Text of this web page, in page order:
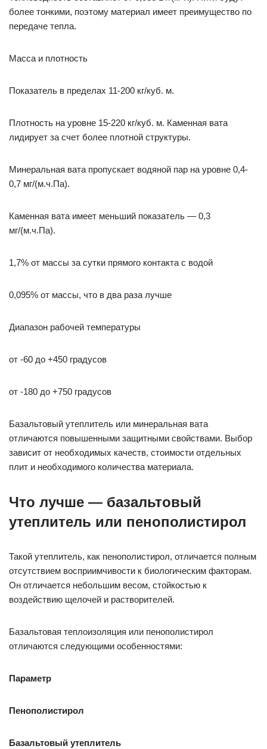
более тонкими, поэтому материал имеет преимущество по
передаче тепла.
Масса и плотность
Показатель в пределах 11-200 кг/куб. м.
Плотность на уровне 15-220 кг/куб. м. Каменная вата
лидирует за счет более плотной структуры.
Минеральная вата пропускает водяной пар на уровне 0,4-
0,7 мг/(м.ч.Па).
Каменная вата имеет меньший показатель — 0,3
мг/(м.ч.Па).
1,7% от массы за сутки прямого контакта с водой
0,095% от массы, что в два раза лучше
Диапазон рабочей температуры
от -60 до +450 градусов
от -180 до +750 градусов
Базальтовый утеплитель или минеральная вата
отличаются повышенными защитными свойствами. Выбор
зависит от необходимых качеств, стоимости отдельных
плит и необходимого количества материала.
Что лучше — базальтовый
утеплитель или пенополистирол
Такой утеплитель, как пенополистирол, отличается полным
отсутствием восприимчивости к биологическим факторам.
Он отличается небольшим весом, стойкостью к
воздействию щелочей и растворителей.
Базальтовая теплоизоляция или пенополистирол
отличаются следующими особенностями:
Параметр
Пенополистирол
Базальтовый утеплитель